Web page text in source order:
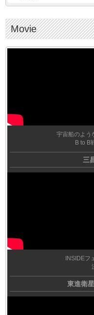
Movie
宇宙船のよう
B to B
三
INSIDEフ
東進衛